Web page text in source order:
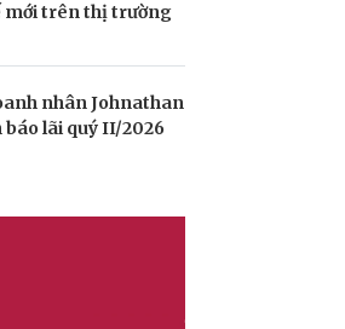
mới trên thị trường
nhân Johnathan
báo lãi quý II/2026